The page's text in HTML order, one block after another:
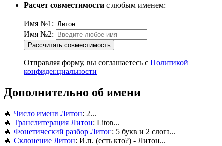
Расчет совместимости с любым именем:
Имя №1:
Имя №2:
Рассчитать совместимость
Отправляя форму, вы соглашаетесь с Политикой
конфиденциальности
Дополнительно об имени
🔥 Число имени Литон: 2...
🔥 Транслитерация Литон: Liton...
🔥 Фонетический разбор Литон: 5 букв и 2 слога...
🔥 Склонение Литон: И.п. (есть кто?) - Литон...